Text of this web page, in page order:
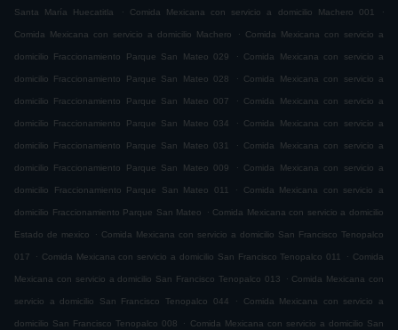
Santa María Huecatitla . Comida Mexicana con servicio a domicilio Machero 001 .
Comida Mexicana con servicio a domicilio Machero . Comida Mexicana con servicio a
domicilio Fraccionamiento Parque San Mateo 029 . Comida Mexicana con servicio a
domicilio Fraccionamiento Parque San Mateo 028 . Comida Mexicana con servicio a
domicilio Fraccionamiento Parque San Mateo 007 . Comida Mexicana con servicio a
domicilio Fraccionamiento Parque San Mateo 034 . Comida Mexicana con servicio a
domicilio Fraccionamiento Parque San Mateo 031 . Comida Mexicana con servicio a
domicilio Fraccionamiento Parque San Mateo 009 . Comida Mexicana con servicio a
domicilio Fraccionamiento Parque San Mateo 011 . Comida Mexicana con servicio a
domicilio Fraccionamiento Parque San Mateo . Comida Mexicana con servicio a domicilio
Estado de mexico . Comida Mexicana con servicio a domicilio San Francisco Tenopalco
017 . Comida Mexicana con servicio a domicilio San Francisco Tenopalco 011 . Comida
Mexicana con servicio a domicilio San Francisco Tenopalco 013 . Comida Mexicana con
servicio a domicilio San Francisco Tenopalco 044 . Comida Mexicana con servicio a
domicilio San Francisco Tenopalco 008 . Comida Mexicana con servicio a domicilio San